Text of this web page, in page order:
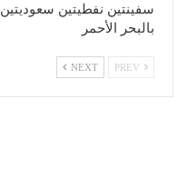
سفينتين نفطيتين سعوديتين
بالبحر الأحمر
NEXT